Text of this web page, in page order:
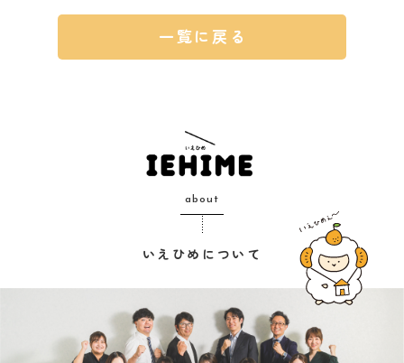
一覧に戻る
about
いえひめについて